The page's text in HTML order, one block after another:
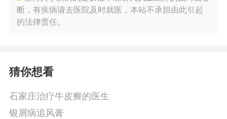
断，有疾病请去医院及时就医，本站不承担由此引起
的法律责任。
猜你想看
石家庄治疗牛皮癣的医生
银屑病追风膏